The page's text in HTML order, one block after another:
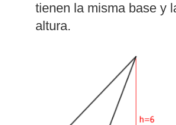
tienen la misma base y
altura.